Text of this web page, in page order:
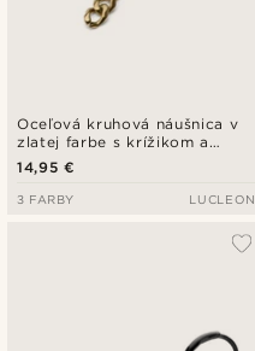
Oceľová kruhová náušnica v
zlatej farbe s krížikom a
retiazkou
14,95 €
3 FARBY LUCLEON